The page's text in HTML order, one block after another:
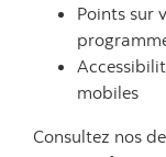
Points sur
mobiles
Consultez nos